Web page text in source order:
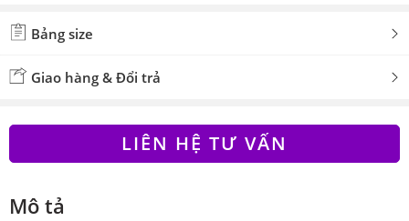
Bảng size
Giao hàng & Đổi trả
LIÊN HỆ TƯ VẤN
Mô tả